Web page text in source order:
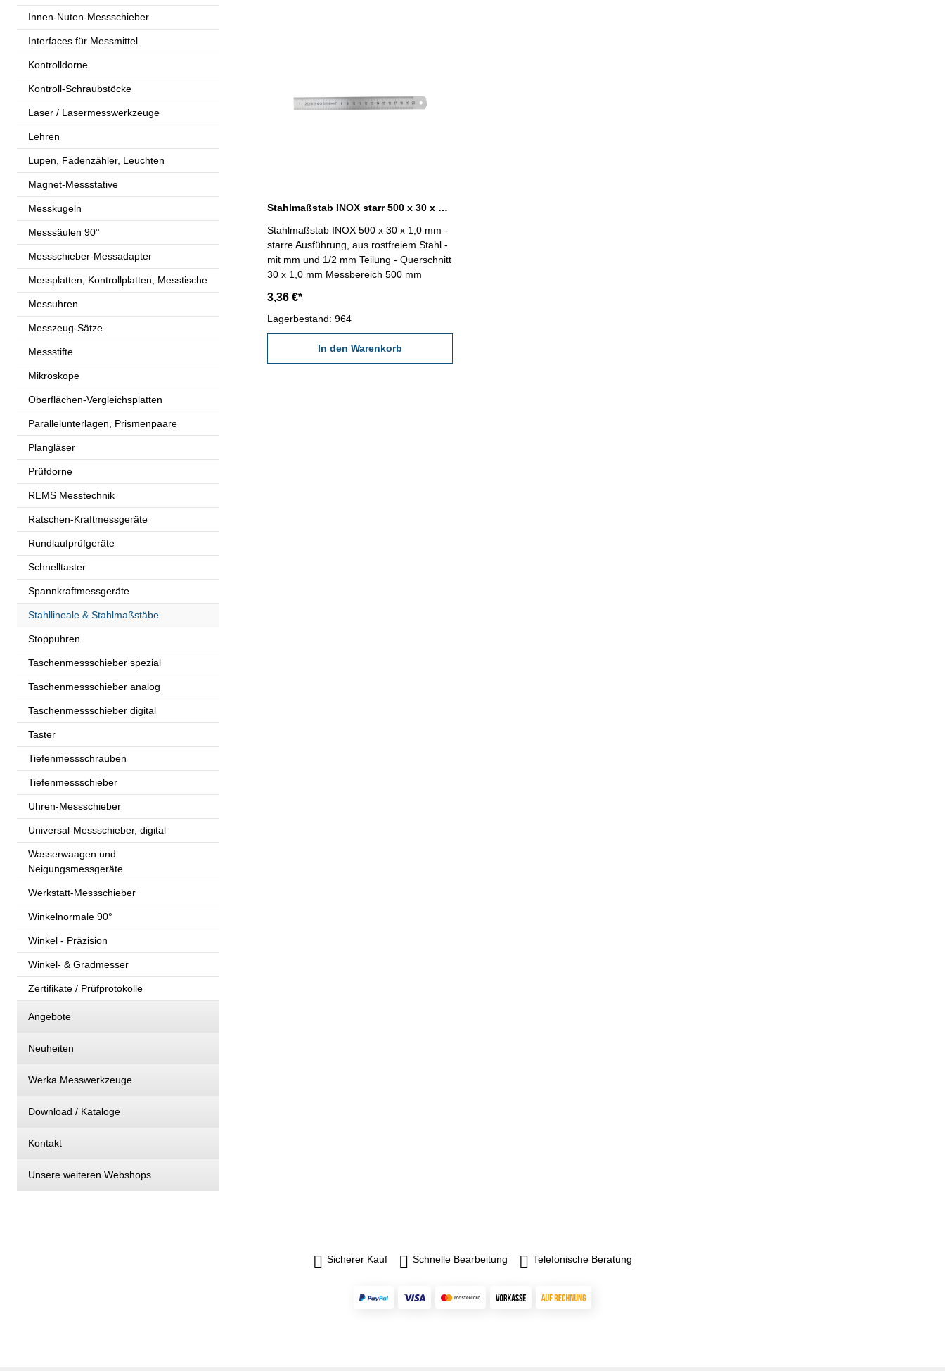
Innen-Nuten-Messschieber
Interfaces für Messmittel
Kontrolldorne
Kontroll-Schraubstöcke
Laser / Lasermesswerkzeuge
Lehren
Lupen, Fadenzähler, Leuchten
Magnet-Messstative
Messkugeln
Messsäulen 90°
Messschieber-Messadapter
Messplatten, Kontrollplatten, Messtische
Messuhren
Messzeug-Sätze
Messstifte
Mikroskope
Oberflächen-Vergleichsplatten
Parallelunterlagen, Prismenpaare
Plangläser
Prüfdorne
REMS Messtechnik
Ratschen-Kraftmessgeräte
Rundlaufprüfgeräte
Schnelltaster
Spannkraftmessgeräte
Stahllineale & Stahlmaßstäbe
Stoppuhren
Taschenmessschieber spezial
Taschenmessschieber analog
Taschenmessschieber digital
Taster
Tiefenmessschrauben
Tiefenmessschieber
Uhren-Messschieber
Universal-Messschieber, digital
Wasserwaagen und
Neigungsmessgeräte
Werkstatt-Messschieber
Winkelnormale 90°
Winkel - Präzision
Winkel- & Gradmesser
Zertifikate / Prüfprotokolle
Angebote
Neuheiten
Werka Messwerkzeuge
Download / Kataloge
Kontakt
Unsere weiteren Webshops
Stahlmaßstab INOX starr 500 x 30 x 1,0 mm
Stahlmaßstab INOX 500 x 30 x 1,0 mm -
starre Ausführung, aus rostfreiem Stahl -
mit mm und 1/2 mm Teilung - Querschnitt
30 x 1,0 mm Messbereich 500 mm
3,36 €*
Lagerbestand: 964
In den Warenkorb
Sicherer Kauf Schnelle Bearbeitung Telefonische Beratung